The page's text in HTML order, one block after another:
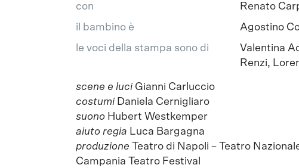
con
Renato
il bambino è
Agostino
le voci della stampa sono di
Valentina
Renzi,
scene e luci Gianni Carluccio
costumi Daniela Cernigliaro
suono Hubert Westkemper
aiuto regia Luca Bargagna
produzione Teatro di Napoli – Teatro
Campania Teatro Festival